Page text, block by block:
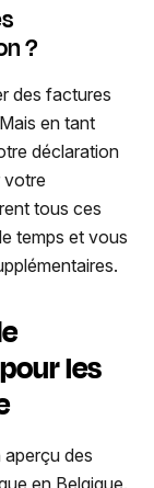
?
des factures
en tant
déclaration
votre
tous ces
temps et vous
les
des
en Belgique.